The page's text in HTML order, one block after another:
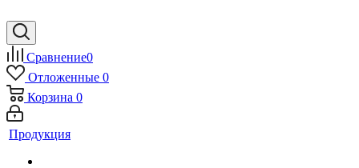
Сравнение0
Отложенные 0
Корзина 0
Продукция